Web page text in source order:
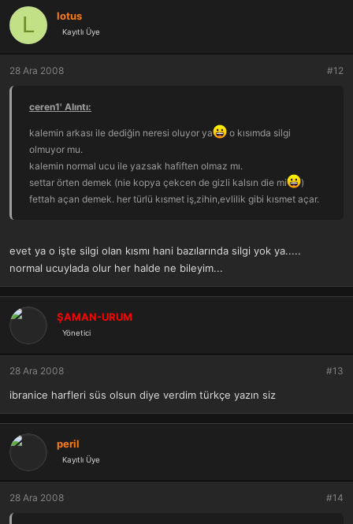
L lotus
Kayıtlı Üye
28 Ara 2008 #12
ceren1' Alıntı:
kalemin arkası ile dediğin neresi oluyor ya
o kısımda silgi
olmuyor mu.
kalemin normal ucu ile yazsak hafiften olmaz mı.
settar örten demek (nie kopya çekcen de gizli kalsın die mi
)
fettah açan demek. her türlü kısmet iş,zihin,evlilik gibi kısmet açar.
evet ya o işte silgi olan kısmı hani bazılarında silgi yok ya.....
normal ucuylada olur her halde ne bileyim...
ŞAMAN-URUM
Yönetici
28 Ara 2008 #13
ibranice harfleri süs olsun diye verdim türkçe yazın siz
peril
Kayıtlı Üye
28 Ara 2008 #14